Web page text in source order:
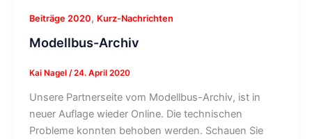
Beiträge 2020, Kurz-Nachrichten
Modellbus-Archiv
Kai Nagel /24. April 2020
Unsere Partnerseite vom Modellbus-Archiv, ist in
neuer Auflage wieder Online. Die technischen
Probleme konnten behoben werden. Schauen Sie